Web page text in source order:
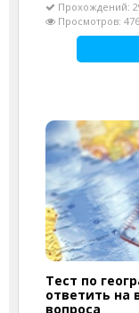
Прохождений:
Просмотров:
Тест по
ответить на
вопроса